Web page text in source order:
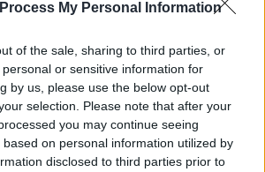
My Personal Information
of the sale, sharing to third parties, or
or sensitive information for
by us, please use the below opt-out
selection. Please note that after your
you may continue seeing
on personal information utilized by
disclosed to third parties prior to
προβλέψεις της